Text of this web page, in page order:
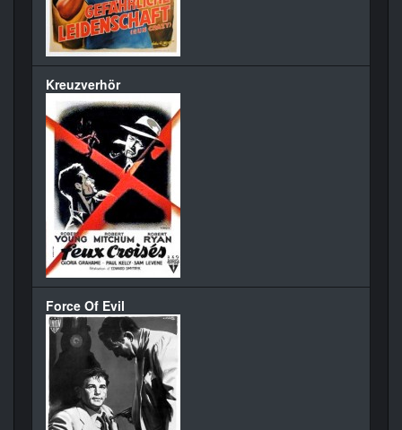
Kreuzverhör
Force Of Evil